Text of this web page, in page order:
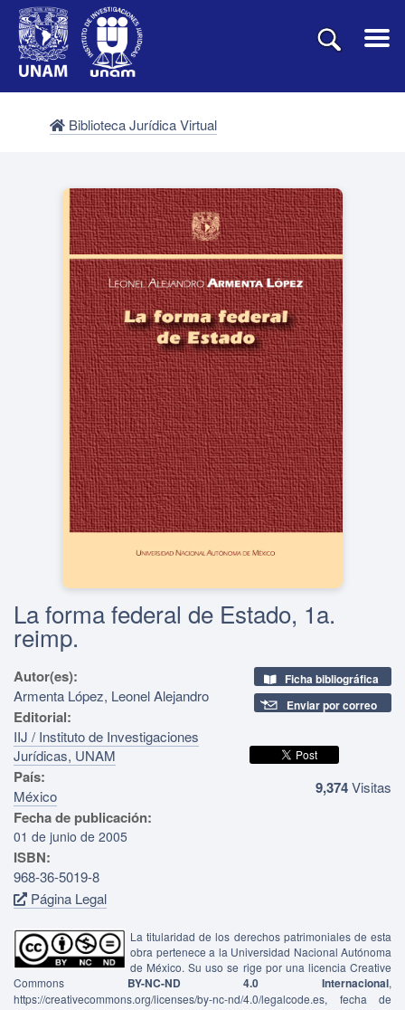
Biblioteca Jurídica Virtual
La forma federal de Estado, 1a.
reimp.
Autor(es):
Armenta López, Leonel Alejandro
Editorial:
IIJ / Instituto de Investigaciones
Jurídicas, UNAM
País:
México
Fecha de publicación:
01 de junio de 2005
ISBN:
968-36-5019-8
Página Legal
Ficha bibliográfica
Enviar por correo
9,374Visitas
La titularidad de los derechos patrimoniales de esta
obra pertenece a la Universidad Nacional Autónoma
de México. Su uso se rige por una licencia Creative
Commons BY-NC-ND 4.0 Internacional,
https://creativecommons.org/licenses/by-nc-nd/4.0/legalcode.es, fecha de